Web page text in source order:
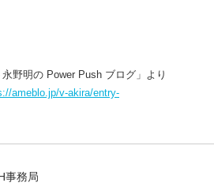
野明の Power Push ブログ」より
ameblo.jp/v-akira/entry-
事務局